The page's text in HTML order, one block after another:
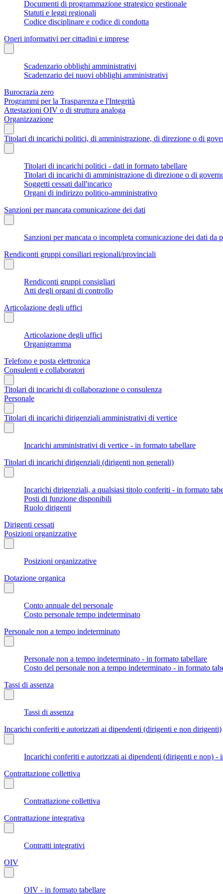
Documenti di programmazione strategico gestionale
Statuti e leggi regionali
Codice disciplinare e codice di condotta
Oneri informativi per cittadini e imprese
Scadenzario obblighi amministrativi
Scadenzario dei nuovi obblighi amministrativi
Burocrazia zero
Programmi per la Trasparenza e l'Integrità
Attestazioni OIV o di struttura analoga
Organizzazione
Titolari di incarichi politici, di amministrazione, di direzione o di
Titolari di incarichi politici - dati in formato tabellare
Titolari di incarichi di amministrazione di direzione o di
Soggetti cessati dall'incarico
Organi di indirizzo politico-amministrativo
Sanzioni per mancata comunicazione dei dati
Sanzioni per mancata o incompleta comunicazione dei dati
Rendiconti gruppi consiliari regionali/provinciali
Rendiconti gruppi consigliari
Atti degli organi di controllo
Articolazione degli uffici
Articolazione degli uffici
Organigramma
Telefono e posta elettronica
Consulenti e collaboratori
Titolari di incarichi di collaborazione o consulenza
Personale
Titolari di incarichi dirigenziali amministrativi di vertice
Incarichi amministrativi di vertice - in formato tabellare
Titolari di incarichi dirigenziali (dirigenti non generali)
Incarichi dirigenziali, a qualsiasi titolo conferiti - in formato
Posti di funzione disponibili
Ruolo dirigenti
Dirigenti cessati
Posizioni organizzative
Posizioni organizzative
Dotazione organica
Conto annuale del personale
Costo personale tempo indeterminato
Personale non a tempo indeterminato
Personale non a tempo indeterminato - in formato tabellare
Costo del personale non a tempo indeterminato - in formato
Tassi di assenza
Tassi di assenza
Incarichi conferiti e autorizzati ai dipendenti (dirigenti e non dirigenti)
Incarichi conferiti e autorizzati ai dipendenti (dirigenti e non) -
Contrattazione collettiva
Contrattazione collettiva
Contrattazione integrativa
Contratti integrativi
OIV
OIV - in formato tabellare